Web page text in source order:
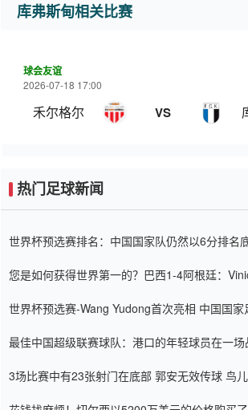
库弗斯甸相关比赛
球会友谊
2026-07-18 17:00
禾尔格尔 VS
热门足球新闻
世界杯预选赛排名：中国国家队仍然以6分排名
您是如何获得世界第一的？巴西1-4阿根廷：
世界杯预选赛-Wang Yudong首次亮相 中国国家
最佳中国超级联赛球队：港口的年轻球员在一场
3场比赛中有23张射门在底部 郭安无效传球 鸟